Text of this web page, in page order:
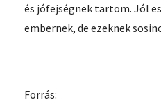
és jófejségnek tartom. Jól
embernek, de ezeknek
Forrás: